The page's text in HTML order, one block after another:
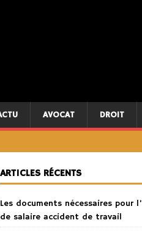
AVOCAT DROIT
ARTICLES RÉCENTS
Les documents nécessaires pour
de salaire accident de travail